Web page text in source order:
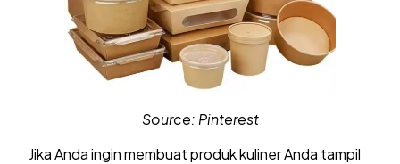
Source: Pinterest
Jika Anda ingin membuat produk kuliner Anda tampil